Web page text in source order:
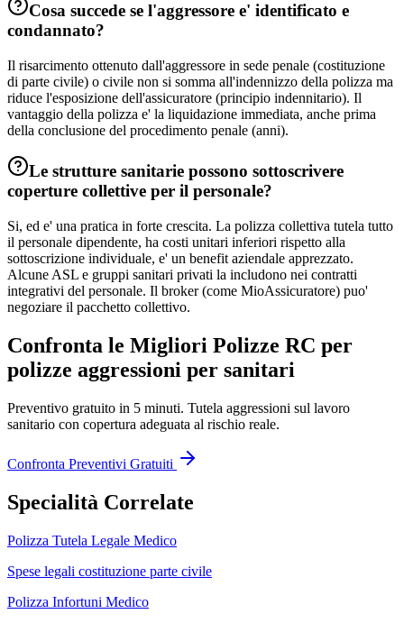
Cosa succede se l'aggressore e' identificato e
condannato?
Il risarcimento ottenuto dall'aggressore in sede penale (costituzione
di parte civile) o civile non si somma all'indennizzo della polizza ma
riduce l'esposizione dell'assicuratore (principio indennitario). Il
vantaggio della polizza e' la liquidazione immediata, anche prima
della conclusione del procedimento penale (anni).
Le strutture sanitarie possono sottoscrivere
coperture collettive per il personale?
Si, ed e' una pratica in forte crescita. La polizza collettiva tutela tutto
il personale dipendente, ha costi unitari inferiori rispetto alla
sottoscrizione individuale, e' un benefit aziendale apprezzato.
Alcune ASL e gruppi sanitari privati la includono nei contratti
integrativi del personale. Il broker (come MioAssicuratore) puo'
negoziare il pacchetto collettivo.
Confronta le Migliori Polizze RC per
polizze aggressioni per sanitari
Preventivo gratuito in 5 minuti. Tutela aggressioni sul lavoro
sanitario con copertura adeguata al rischio reale.
Confronta Preventivi Gratuiti
Specialità Correlate
Polizza Tutela Legale Medico
Spese legali costituzione parte civile
Polizza Infortuni Medico